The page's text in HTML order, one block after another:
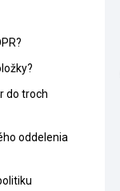
do troch
oddelenia